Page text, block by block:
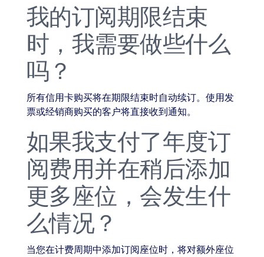
我的订阅期限结束
时，我需要做些什么
吗？
所有信用卡购买将在期限结束时自动续订。使用发
票或经销商购买的客户将直接收到通知。
如果我支付了年度订
阅费用并在稍后添加
更多座位，会发生什
么情况？
当您在计费周期中添加订阅座位时，将对额外座位